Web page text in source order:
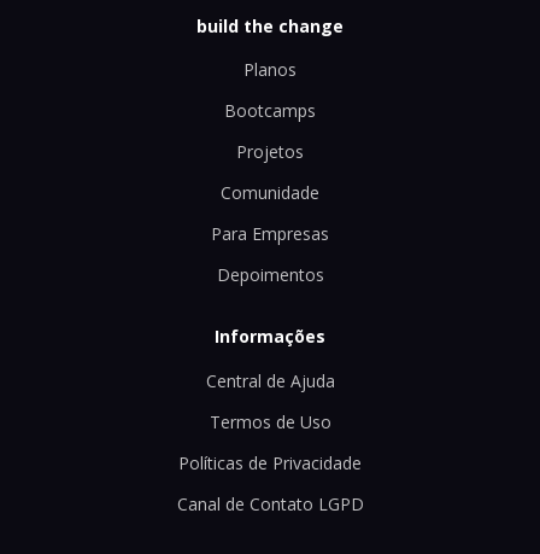
build the change
Planos
Bootcamps
Projetos
Comunidade
Para Empresas
Depoimentos
Informações
Central de Ajuda
Termos de Uso
Políticas de Privacidade
Canal de Contato LGPD